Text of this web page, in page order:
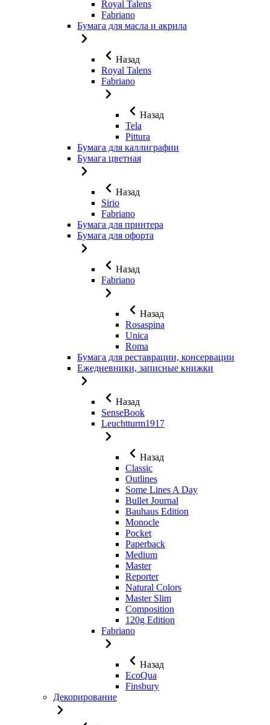
Royal Talens
Fabriano
Бумага для масла и акрила
Назад
Royal Talens
Fabriano
Назад
Tela
Pittura
Бумага для каллиграфии
Бумага цветная
Назад
Sirio
Fabriano
Бумага для принтера
Бумага для офорта
Назад
Fabriano
Назад
Rosaspina
Unica
Roma
Бумага для реставрации, консервации
Ежедневники, записные книжки
Назад
SenseBook
Leuchtturm1917
Назад
Classic
Outlines
Some Lines A Day
Bullet Journal
Bauhaus Edition
Monocle
Pocket
Paperback
Medium
Master
Reporter
Natural Colors
Master Slim
Composition
120g Edition
Fabriano
Назад
EcoQua
Finsbury
Декорирование